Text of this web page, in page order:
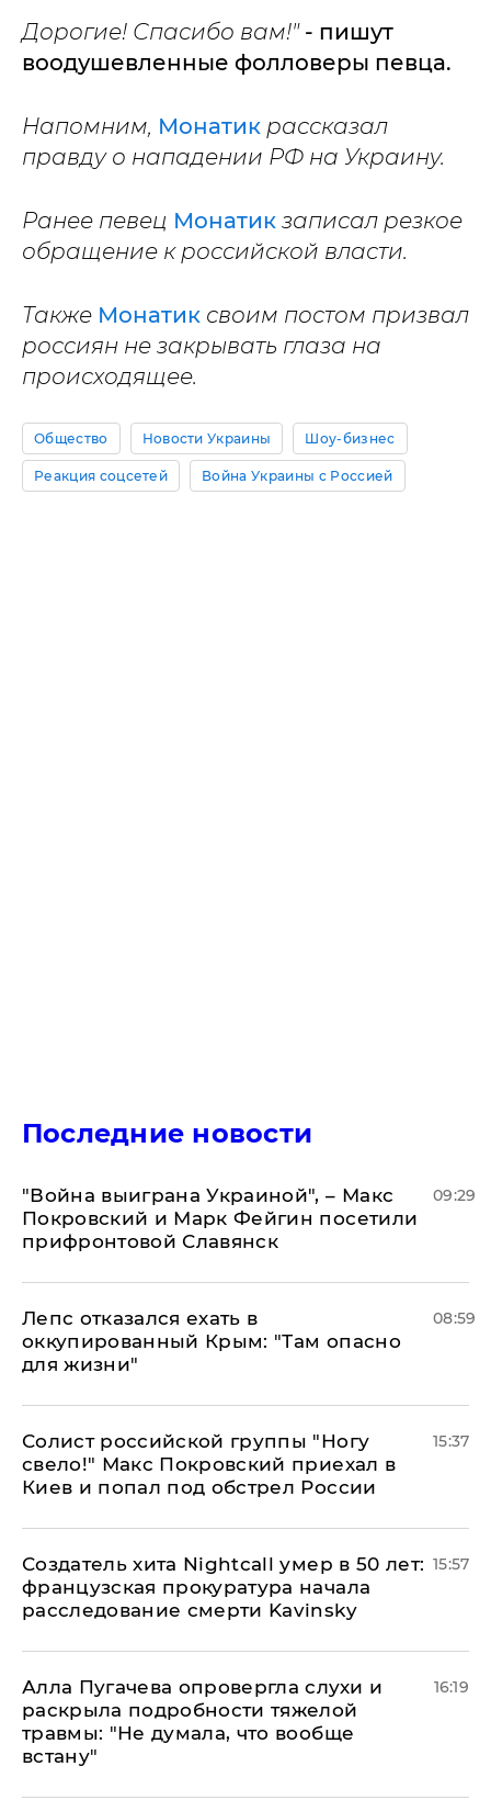
Дорогие! Спасибо вам!"- пишут
воодушевленные фолловеры певца.
Напомним, Монатик рассказал
правду о нападении РФ на Украину.
Ранее певец Монатик записал резкое
обращение к российской власти.
Также Монатик своим постом призвал
россиян не закрывать глаза на
происходящее.
Общество Новости Украины Шоу-бизнес
Реакция соцсетей Война Украины с Россией
Последние новости
"Война выиграна Украиной", – Макс
Покровский и Марк Фейгин посетили
прифронтовой Славянск
09:29
Лепс отказался ехать в
оккупированный Крым: "Там опасно
для жизни"
08:59
Солист российской группы "Ногу
свело!" Макс Покровский приехал в
Киев и попал под обстрел России
15:37
Создатель хита Nightcall умер в 50 лет:
французская прокуратура начала
расследование смерти Kavinsky
15:57
Алла Пугачева опровергла слухи и
раскрыла подробности тяжелой
травмы: "Не думала, что вообще
встану"
16:19